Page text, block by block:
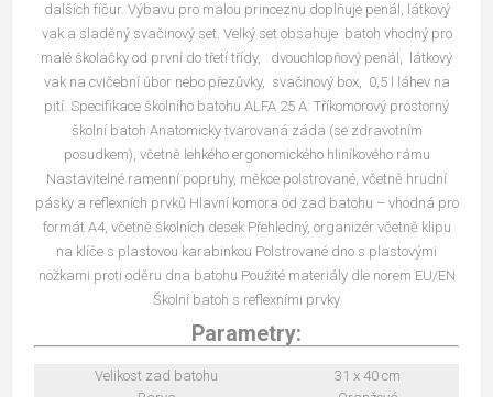
dalších fíčur. Výbavu pro malou princeznu doplňuje penál, látkový
vak a sladěný svačinový set. Velký set obsahuje batoh vhodný pro
malé školačky od první do třetí třídy, dvouchlopňový penál, látkový
vak na cvičební úbor nebo přezůvky, svačinový box, 0,5 l láhev na
pití. Specifikace školního batohu ALFA 25 A: Tříkomorový prostorný
školní batoh Anatomicky tvarovaná záda (se zdravotním
posudkem), včetně lehkého ergonomického hliníkového rámu
Nastavitelné ramenní popruhy, měkce polstrované, včetně hrudní
pásky a reflexních prvků Hlavní komora od zad batohu – vhodná pro
formát A4, včetně školních desek Přehledný, organizér včetně klipu
na klíče s plastovou karabinkou Polstrované dno s plastovými
nožkami proti oděru dna batohu Použité materiály dle norem EU/EN
Školní batoh s reflexními prvky
Parametry:
Velikost zad batohu
31 x 40 cm